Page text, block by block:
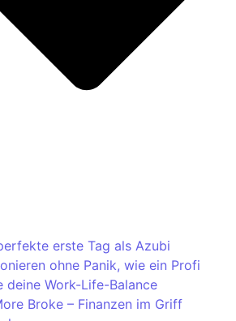
erste Tag als Azubi
ohne Panik, wie ein Profi
deine Work-Life-Balance
Broke – Finanzen im Griff